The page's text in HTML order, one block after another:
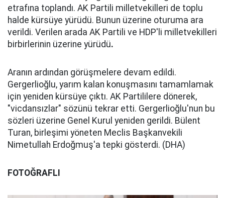
etrafına toplandı. AK Partili milletvekilleri de toplu
halde kürsüye yürüdü. Bunun üzerine oturuma ara
verildi. Verilen arada AK Partili ve HDP'li milletvekilleri
birbirlerinin üzerine yürüdü.
Aranın ardından görüşmelere devam edildi.
Gergerlioğlu, yarım kalan konuşmasını tamamlamak
için yeniden kürsüye çıktı. AK Partililere dönerek,
"vicdansızlar" sözünü tekrar etti. Gergerlioğlu'nun bu
sözleri üzerine Genel Kurul yeniden gerildi. Bülent
Turan, birleşimi yöneten Meclis Başkanvekili
Nimetullah Erdoğmuş'a tepki gösterdi. (DHA)
FOTOĞRAFLI